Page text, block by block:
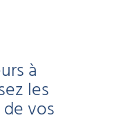
à
les
vos